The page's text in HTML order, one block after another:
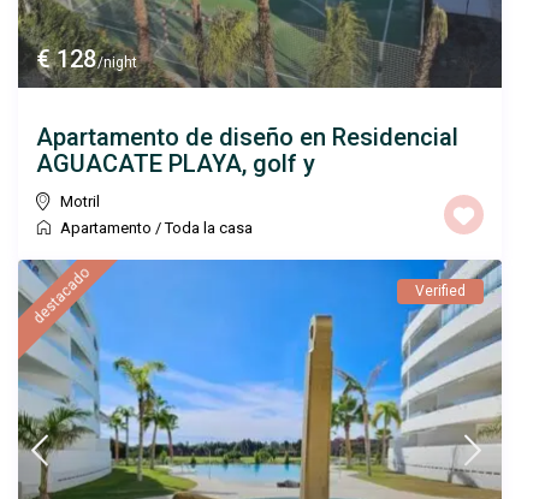
€ 128/night
Apartamento de diseño en Residencial
AGUACATE PLAYA, golf y
Motril
Apartamento /Toda la casa
destacado Verified